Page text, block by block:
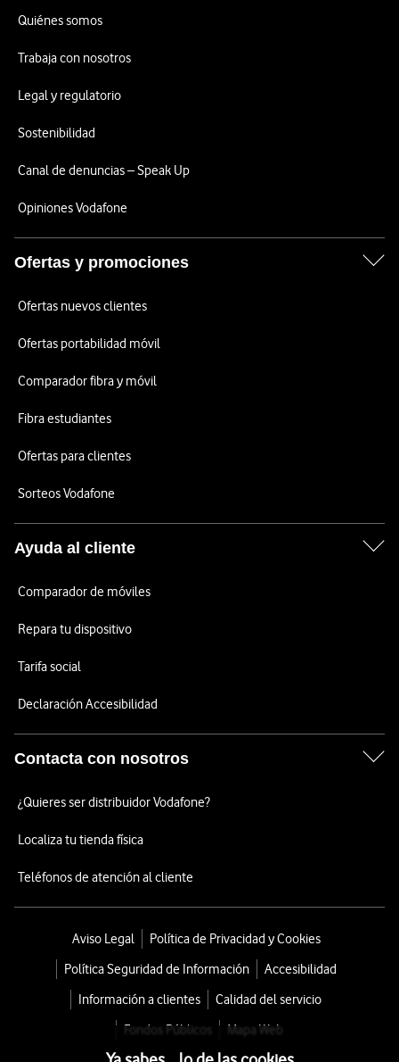
Quiénes somos
Trabaja con nosotros
Legal y regulatorio
Sostenibilidad
Canal de denuncias – Speak Up
Opiniones Vodafone
Ofertas y promociones
Ofertas nuevos clientes
Ofertas portabilidad móvil
Comparador fibra y móvil
Fibra estudiantes
Ofertas para clientes
Sorteos Vodafone
Ayuda al cliente
Comparador de móviles
Repara tu dispositivo
Tarifa social
Declaración Accesibilidad
Contacta con nosotros
¿Quieres ser distribuidor Vodafone?
Localiza tu tienda física
Teléfonos de atención al cliente
Aviso Legal
Política de Privacidad y Cookies
Política Seguridad de Información
Accesibilidad
Información a clientes
Calidad del servicio
Fondos Públicos
Mapa Web